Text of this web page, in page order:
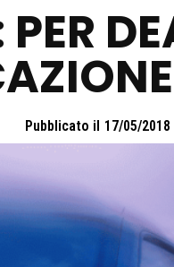
Pubblicato il 17/05/2018